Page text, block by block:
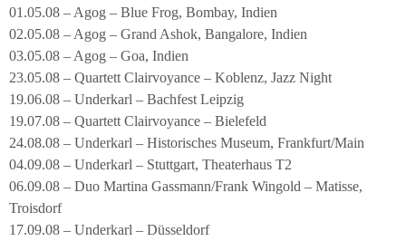
01.05.08 – Agog – Blue Frog, Bombay, Indien
02.05.08 – Agog – Grand Ashok, Bangalore, Indien
03.05.08 – Agog – Goa, Indien
23.05.08 – Quartett Clairvoyance – Koblenz, Jazz Night
19.06.08 – Underkarl – Bachfest Leipzig
19.07.08 – Quartett Clairvoyance – Bielefeld
24.08.08 – Underkarl – Historisches Museum, Frankfurt/Main
04.09.08 – Underkarl – Stuttgart, Theaterhaus T2
06.09.08 – Duo Martina Gassmann/Frank Wingold – Matisse,
Troisdorf
17.09.08 – Underkarl – Düsseldorf